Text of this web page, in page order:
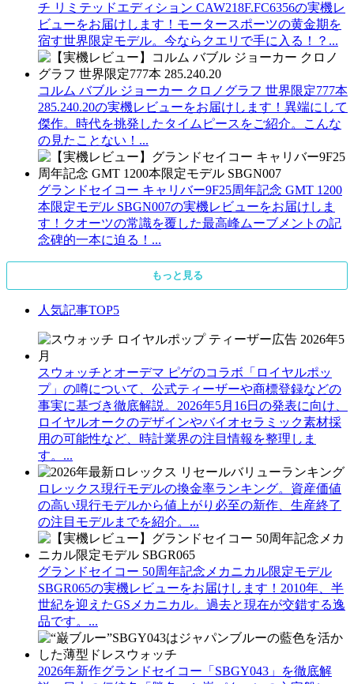
チ リミテッドエディション CAW218F.FC6356の実機レ
ビューをお届けします！モータースポーツの黄金期を
宿す世界限定モデル。今ならクエリで手に入る！？...
コルム バブル ジョーカー クロノグラフ 世界限定777本
285.240.20の実機レビューをお届けします！異端にして
傑作。時代を挑発したタイムピースをご紹介。こんな
の見たことない！...
グランドセイコー キャリバー9F25周年記念 GMT 1200
本限定モデル SBGN007の実機レビューをお届けしま
す！クオーツの常識を覆した最高峰ムーブメントの記
念碑的一本に迫る！...
もっと見る
人気記事TOP5
スウォッチとオーデマ ピゲのコラボ「ロイヤルポッ
プ」の噂について、公式ティーザーや商標登録などの
事実に基づき徹底解説。2026年5月16日の発表に向け、
ロイヤルオークのデザインやバイオセラミック素材採
用の可能性など、時計業界の注目情報を整理しま
す。...
ロレックス現行モデルの換金率ランキング。資産価値
の高い現行モデルから値上がり必至の新作、生産終了
の注目モデルまでを紹介。...
グランドセイコー 50周年記念メカニカル限定モデル
SBGR065の実機レビューをお届けします！2010年、半
世紀を迎えたGSメカニカル。過去と現在が交錯する逸
品です。...
2026年新作グランドセイコー「SBGY043」を徹底解